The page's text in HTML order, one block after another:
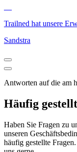
Trailned hat unsere
Sandstra
Antworten auf die am
Häufig
Haben Sie Fragen zu
unseren
häufig gestellte